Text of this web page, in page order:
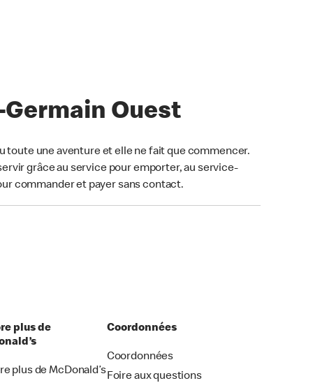
Germain Ouest
toute une aventure et elle ne fait que commencer.
grâce au service pour emporter, au service-
commander et payer sans contact.
plus de
plus de McDonald’s
Coordonnées
Coordonnées
Foire aux questions